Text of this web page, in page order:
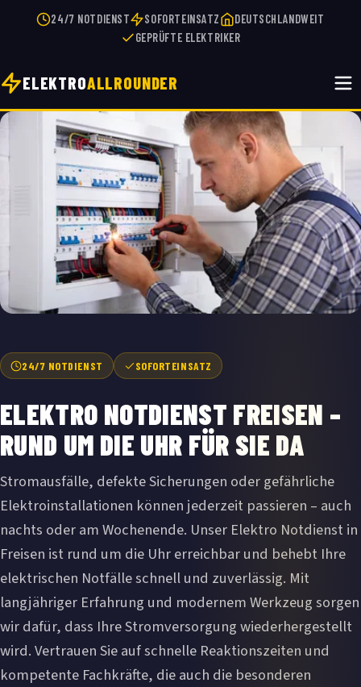
24/7 NOTDIENST SOFORTEINSATZ
DEUTSCHLANDWEIT
GEPRÜFTE ELEKTRIKER
ELEKTROALLROUNDER
24/7 NOTDIENST SOFORTEINSATZ
ELEKTRO NOTDIENST FREISEN –
RUND UM DIE UHR FÜR SIE DA
Stromausfälle, defekte Sicherungen oder gefährliche
Elektroinstallationen können jederzeit passieren – auch
nachts oder am Wochenende. Unser Elektro Notdienst in
Freisen ist rund um die Uhr erreichbar und behebt Ihre
elektrischen Notfälle schnell und zuverlässig. Mit
langjähriger Erfahrung und modernem Werkzeug sorgen
wir dafür, dass Ihre Stromversorgung wiederhergestellt
wird. Vertrauen Sie auf schnelle Reaktionszeiten und
kompetente Fachkräfte, die auch die besonderen